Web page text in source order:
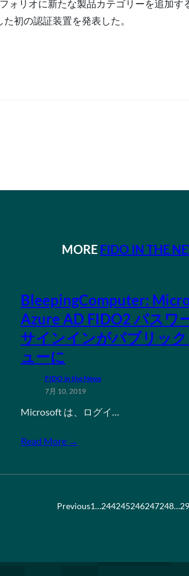
ォリオに新たな製品カテゴリーを追加
初の認証装置を発表した。
MORE FIDO IN THE
BleepingComputer:
Azure AD FIDO2 パスワ
サインインがパブリッ
ューに
FIDO in the News
7月 10, 2019
Microsoft は、ログイ…
Read More →
Previous1…244245246247248…